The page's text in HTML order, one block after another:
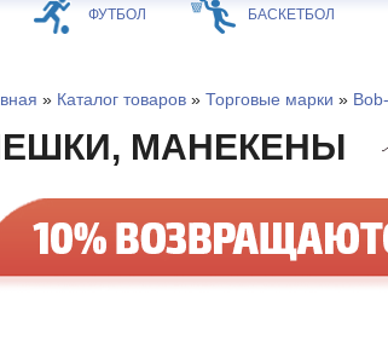
ФУТБОЛ БАСКЕТБОЛ
» Каталог товаров» Торговые марки »
МАНЕКЕНЫ